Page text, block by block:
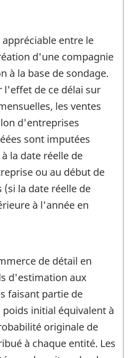
entre le
d'une compagnie
à la base de sondage.
l'effet de ce délai sur
les ventes
d'entreprises
sont imputées
la date réelle de
ou au début de
la date réelle de
à l'année en
de détail en
d'estimation aux
faisant partie de
initial équivalent à
originale de
à chaque entité. Les